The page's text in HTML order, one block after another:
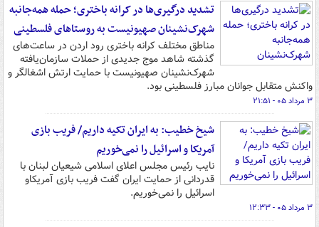
تشدید درگیری‌ها در کرانه باختری؛ حمله همه‌جانبه
شهرک‌نشینان صهیونیست به روستاهای فلسطینی
مناطق مختلف کرانه باختری رود اردن در ساعت‌های
گذشته شاهد موج جدیدی از حملات سازمان‌یافته
شهرک‌نشینان صهیونیست با حمایت ارتش اشغالگر و
واکنش متقابل جوانان مبارز فلسطینی بود.
۳ مرداد ۰۵ - ۲۱:۵۱
شیخ خطیب: به ایران تکیه داریم/ فریب بازی
آمریکا و اسرائیل را نمی‌خوریم
نایب رئیس مجلس اعلای اسلامی شیعیان لبنان با
قدردانی از حمایت ایران گفت فریب بازی آمریکاو
اسرائیل را نمی‌خوریم.
۳ مرداد ۰۵ - ۱۲:۳۳